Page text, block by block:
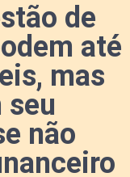
de
até
mas
não